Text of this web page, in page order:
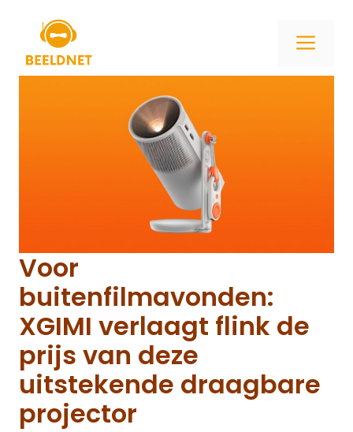
inhoud
Voor
buitenfilmavonden:
XGIMI verlaagt flink de
prijs van deze
uitstekende draagbare
projector